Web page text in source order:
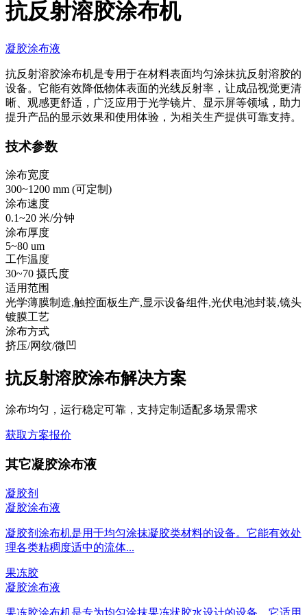
抗反射溶胶涂布机
凝胶涂布液
抗反射溶胶涂布机是专用于在材料表面均匀涂抹抗反射溶胶的
设备。它能有效降低物体表面的光线反射率，让成品视觉更清
晰、观感更舒适，广泛应用于光学镜片、显示屏等领域，助力
提升产品的显示效果和使用体验，为相关生产提供可靠支持。
技术参数
涂布宽度
300~1200 mm (可定制 )
涂布速度
0.1~20 米/分钟
涂布厚度
5~80 um
工作温度
30~70 摄氏度
适用范围
光学薄膜制造,触控面板生产,显示设备组件,光伏电池封装,镜头
镀膜工艺
涂布方式
挤压/网纹/微凹
抗反射溶胶涂布解决方案
涂布均匀，运行稳定可靠，支持定制适配多场景需求
获取方案报价
其它凝胶涂布液
凝胶剂
凝胶涂布液
凝胶剂涂布机是用于均匀涂抹凝胶类材料的设备。它能有效处
理各类粘稠度适中的流体...
果冻胶
凝胶涂布液
果冻胶涂布机是专为均匀涂抹果冻状胶水设计的设备。它适用